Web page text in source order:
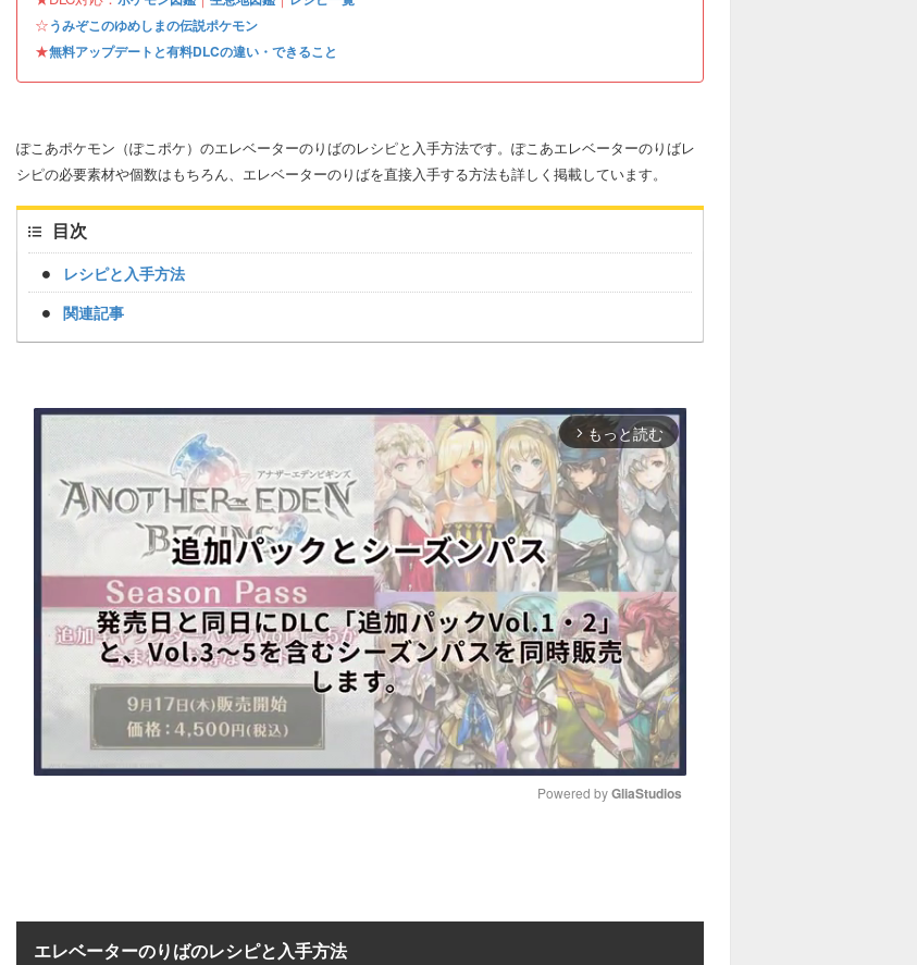
☆うみぞこのゆめしまの伝説ポケモン
★無料アップデートと有料DLCの違い・できること
ぽこあポケモン（ぽこポケ）のエレベーターのりばのレシピと入手方法です。ぽこあエレベーターのりばレ
シピの必要素材や個数はもちろん、エレベーターのりばを直接入手する方法も詳しく掲載しています。
目次
レシピと入手方法
関連記事
arrow_forward_ios もっと読む
Powered by GliaStudios
エレベーターのりばのレシピと入手方法